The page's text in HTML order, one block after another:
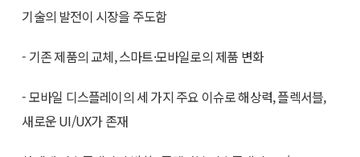
기술의 발전이 시장을 주도함
- 기존 제품의 교체, 스마트·모바일로의 제품 변화
- 모바일 디스플레이의 세 가지 주요 이슈로 해상력, 플렉서블,
새로운 UI/UX가 존재